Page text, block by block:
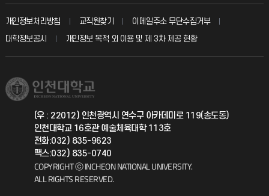
입학안내
취업정보(학생)
칭찬마당
학생서비스 지킴이
총동문회
교수회
교육혁신본부
국제지원과
공자아카데미
기초교육원
개인정보처리방침 교직원찾기
이메일주소 무단수집거부
대학정보공시
개인정보 목적 외 이용 및 제 3차 제공 현황
(우 : 22012) 인천광역시 연수구 아카데미로 119(송도동)
인천대학교 16호관 예술체육대학 113호
전화:032) 835-9623
팩스:032) 835-0740
COPYRIGHT ⓒ INCHEON NATIONAL UNIVERSITY.
ALL RIGHTS RESERVED.